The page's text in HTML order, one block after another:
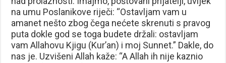
na umu Poslanikove riječi: “Ostavljam vam u
amanet nešto zbog čega nećete skrenuti s pravog
puta dokle god se toga budete držali: ostavljam
vam Allahovu Kjigu (Kur’an) i moj Sunnet.” Dakle, do
nas je. Uzvišeni Allah kaže: “A Allah ih nije kaznio